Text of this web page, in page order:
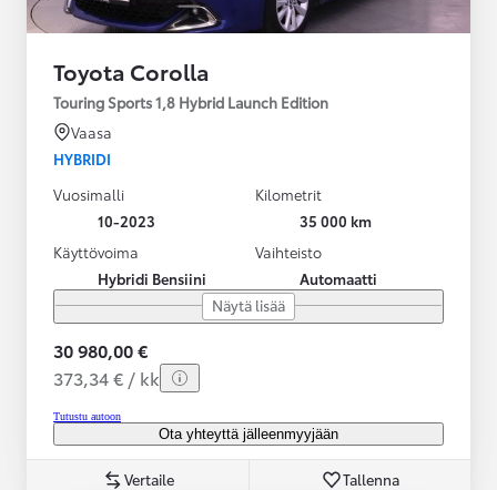
Toyota Corolla
Touring Sports 1,8 Hybrid Launch Edition
Vaasa
HYBRIDI
Vuosimalli
10-2023
Kilometrit
35 000 km
Käyttövoima
Hybridi Bensiini
Vaihteisto
Automaatti
Näytä lisää
30 980,00 €
373,34 € / kk
Tutustu autoon
Ota yhteyttä jälleenmyyjään
Vertaile Tallenna